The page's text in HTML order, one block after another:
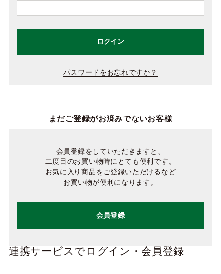
ログイン
パスワードをお忘れですか？
まだご登録がお済みでないお客様
会員登録をしていただきますと、
二度目のお買い物時にとても便利です。
お気に入り商品をご登録いただけるなど
お買い物が便利になります。
会員登録
連携サービスでログイン・会員登録